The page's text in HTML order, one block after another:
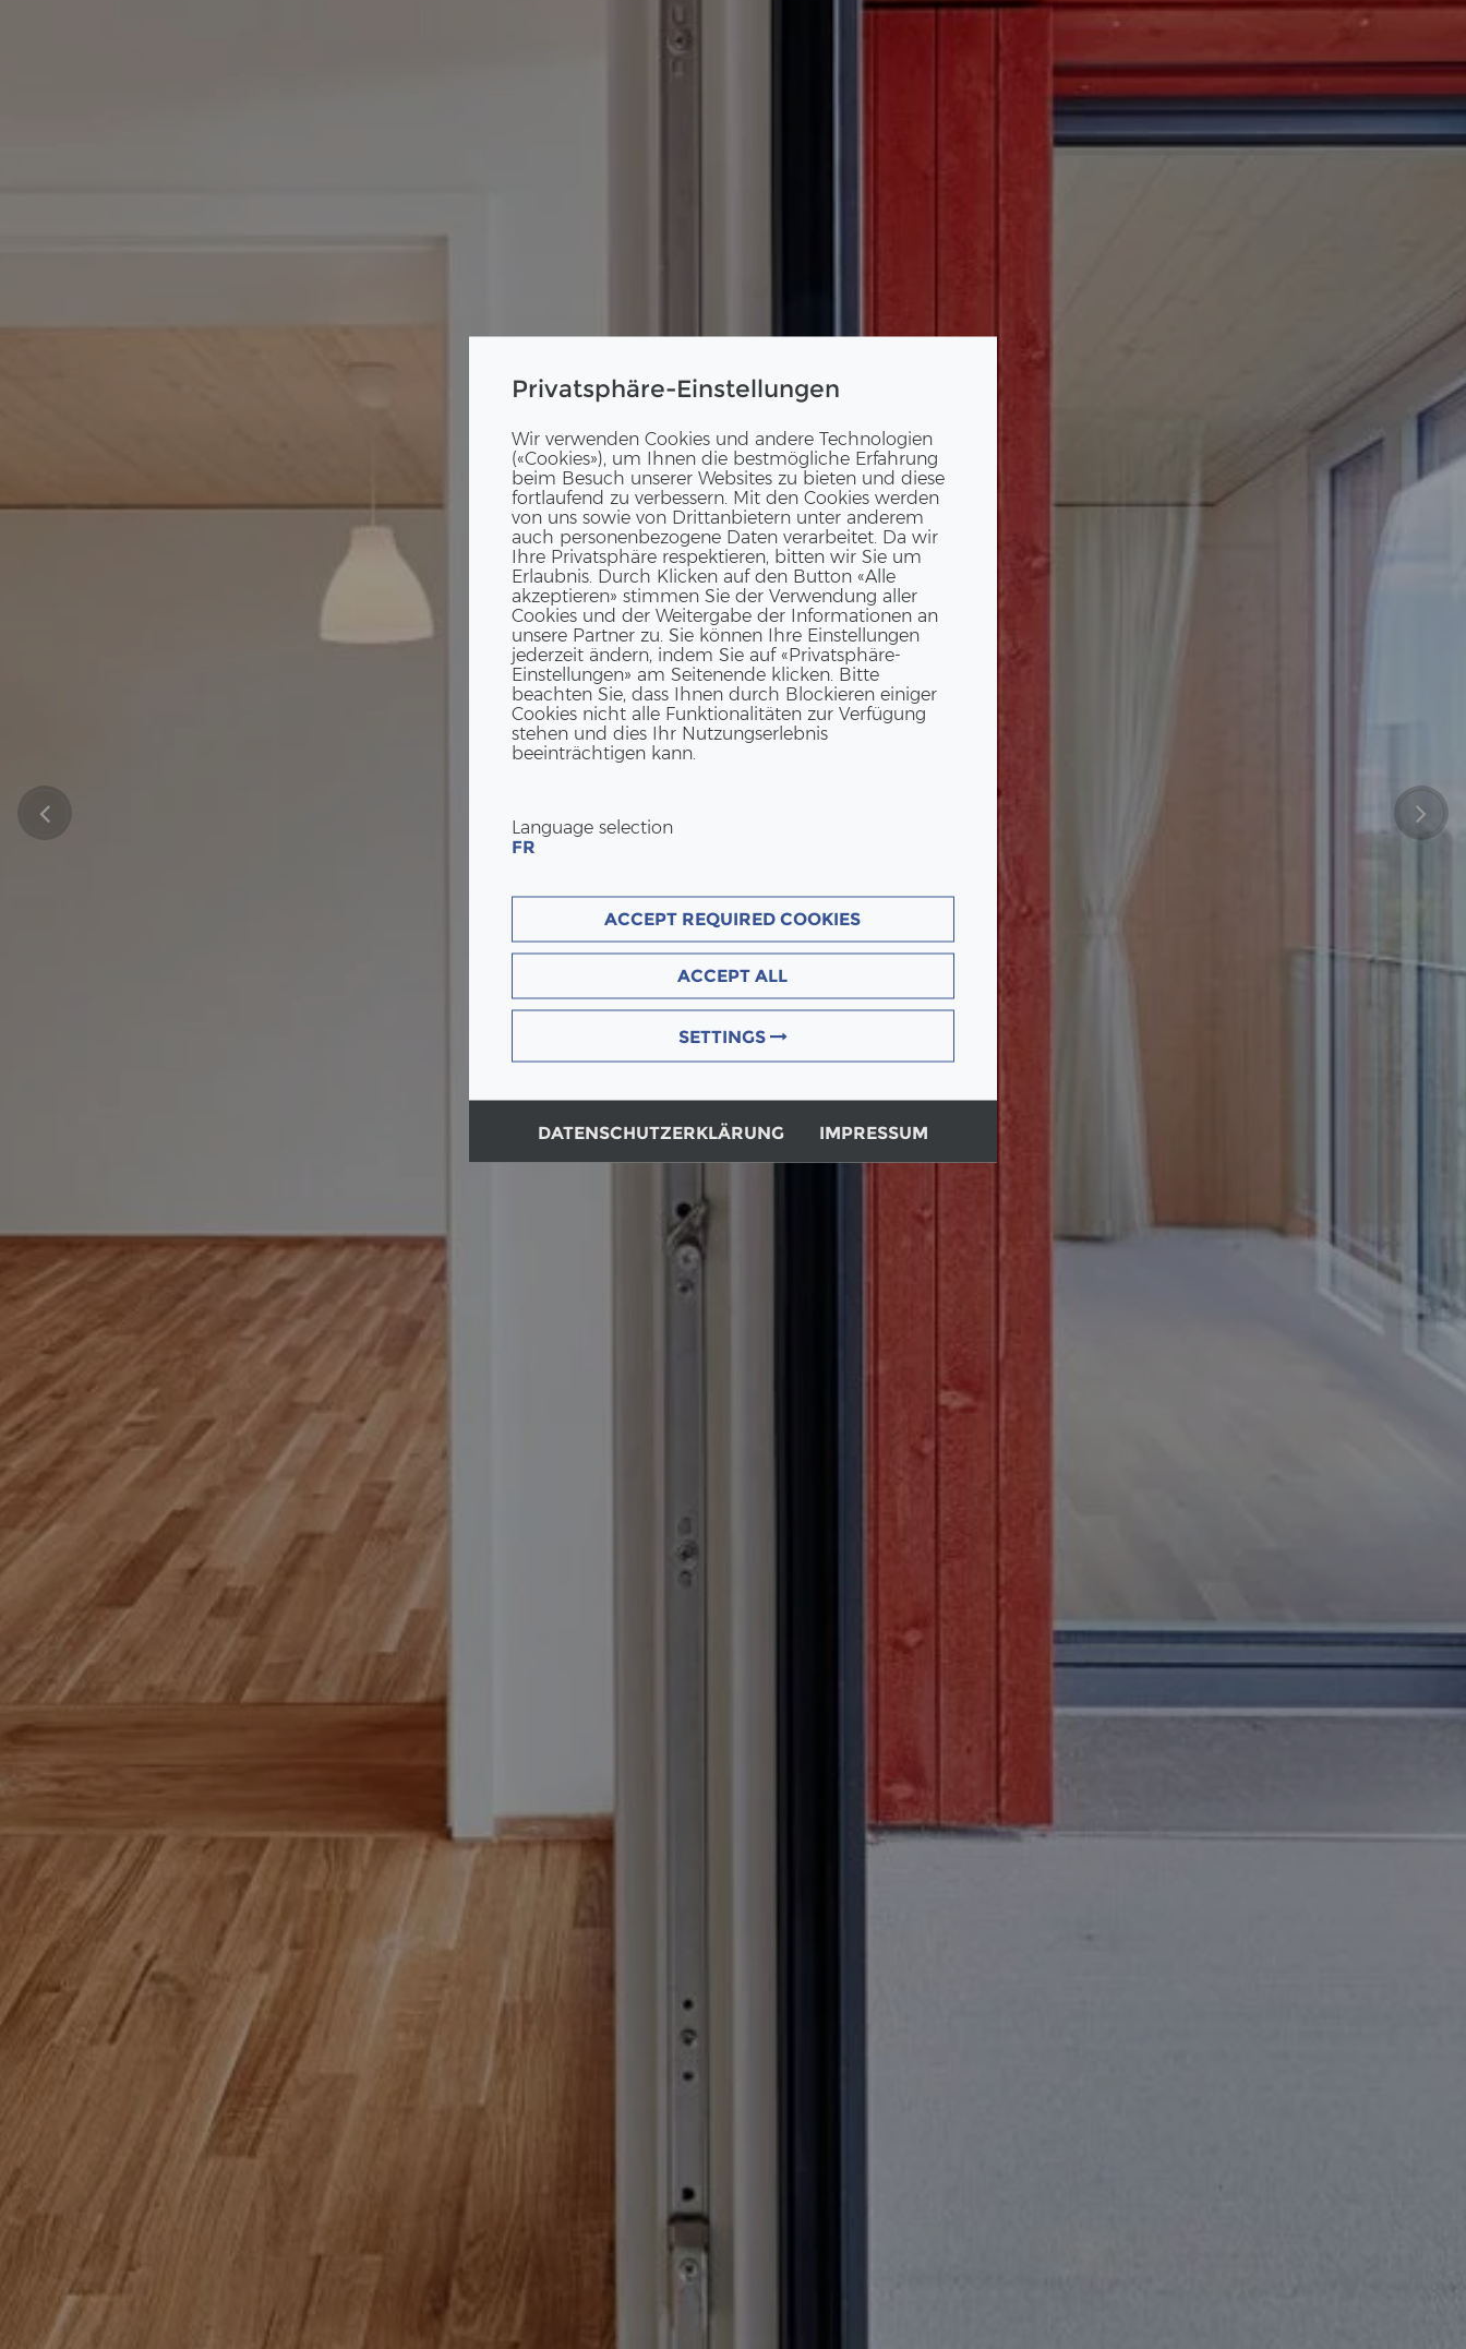
Privatsphäre-Einstellungen
Wir verwenden Cookies und andere Technologien
(«Cookies»), um Ihnen die bestmögliche Erfahrung
beim Besuch unserer Websites zu bieten und diese
fortlaufend zu verbessern. Mit den Cookies werden
von uns sowie von Drittanbietern unter anderem
auch personenbezogene Daten verarbeitet. Da wir
Ihre Privatsphäre respektieren, bitten wir Sie um
Erlaubnis. Durch Klicken auf den Button «Alle
akzeptieren» stimmen Sie der Verwendung aller
Cookies und der Weitergabe der Informationen an
unsere Partner zu. Sie können Ihre Einstellungen
jederzeit ändern, indem Sie auf «Privatsphäre-
Einstellungen» am Seitenende klicken. Bitte
beachten Sie, dass Ihnen durch Blockieren einiger
Cookies nicht alle Funktionalitäten zur Verfügung
stehen und dies Ihr Nutzungserlebnis
beeinträchtigen kann.
Language selection
FR
ACCEPT REQUIRED COOKIES
ACCEPT ALL
SETTINGS
DATENSCHUTZERKLÄRUNG IMPRESSUM